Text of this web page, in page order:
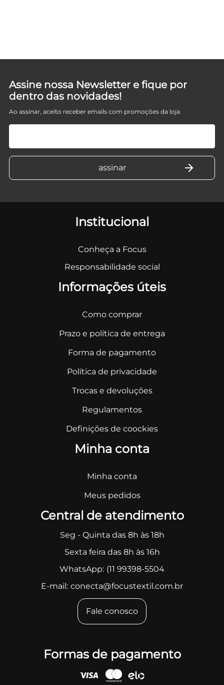
Assine nossa Newsletter e fique por
dentro das novidades!
Ao assinar, aceito receber emails com promoções da loja
Institucional
Conheça a Focus
Responsabilidade social
Informações úteis
Como comprar
Prazo e política de entrega
Forma de pagamento
Política de privacidade
Trocas e devoluções
Regulamentos
Definições de coockies
Minha conta
Minha conta
Meus pedidos
Central de atendimento
Seg - Quinta das 8h às 18h
Sexta feira das 8h às 16h
WhatsApp: (11 99398-5504
E-mail: conecta@focustextil.com.br
Fale conosco
Formas de pagamento